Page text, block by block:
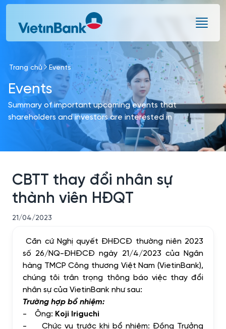
Skip to Main Content
Trang chủ Events
Events
Summary of important upcoming events that
shareholders and investors are interested in
CBTT thay đổi nhân sự
thành viên HĐQT
21/04/2023
Căn cứ Nghị quyết ĐHĐCĐ thường niên 2023
số 26/NQ-ĐHĐCĐ ngày 21/4/2023 của Ngân
hàng TMCP Công thương Việt Nam (VietinBank),
chúng tôi trân trọng thông báo việc thay đổi
nhân sự của VietinBank như sau:
Trường hợp bổ nhiệm:
-
Ông: Koji Iriguchi
-
Chức vụ trước khi bổ nhiệm: Đồng Trưởng